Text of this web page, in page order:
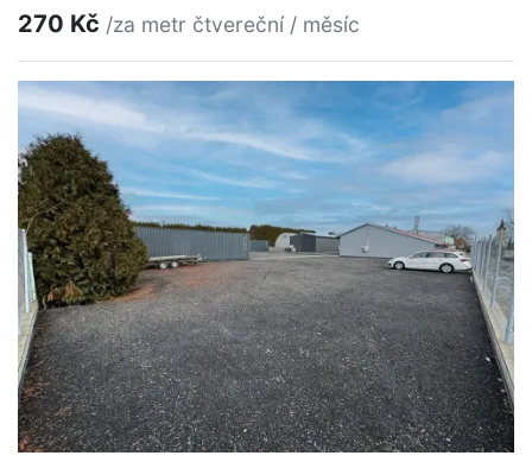
270 Kč /za metr čtvereční / měsíc